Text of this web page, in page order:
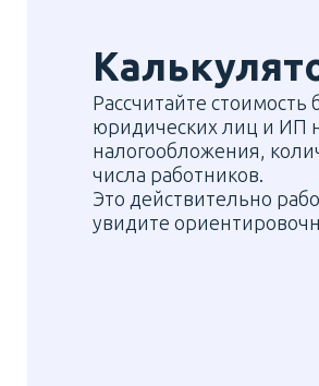
Рассчитайте стоимость
юридических лиц и ИП
налогообложения,
числа работников.
Это действительно
увидите